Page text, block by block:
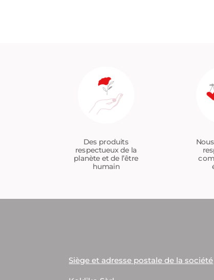
Des produits
respectueux de la
planète et de l’être
humain
Siège et adresse postale de la société